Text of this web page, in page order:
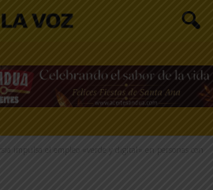
impulsa el empleo «verde y digital» en personas con